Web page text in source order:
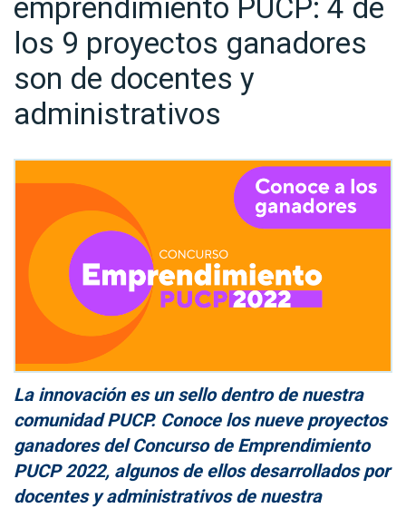
emprendimiento PUCP: 4 de
los 9 proyectos ganadores
son de docentes y
administrativos
La innovación es un sello dentro de nuestra
comunidad PUCP. Conoce los nueve proyectos
ganadores del Concurso de Emprendimiento
PUCP 2022, algunos de ellos desarrollados por
docentes y administrativos de nuestra